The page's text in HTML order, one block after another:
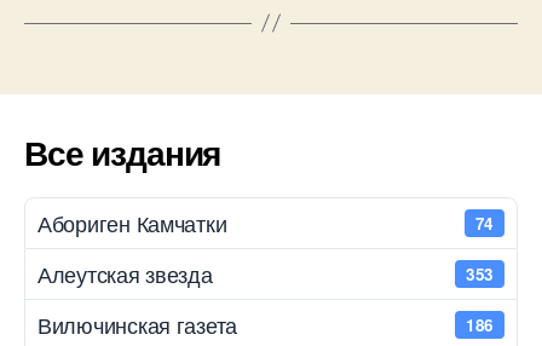
Все издания
Абориген Камчатки 74
Алеутская звезда 353
Вилючинская газета 186